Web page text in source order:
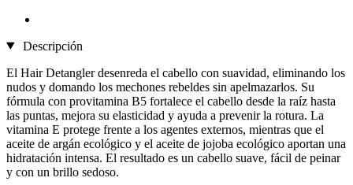
Descripción
El Hair Detangler desenreda el cabello con suavidad, eliminando los
nudos y domando los mechones rebeldes sin apelmazarlos. Su
fórmula con provitamina B5 fortalece el cabello desde la raíz hasta
las puntas, mejora su elasticidad y ayuda a prevenir la rotura. La
vitamina E protege frente a los agentes externos, mientras que el
aceite de argán ecológico y el aceite de jojoba ecológico aportan una
hidratación intensa. El resultado es un cabello suave, fácil de peinar
y con un brillo sedoso.